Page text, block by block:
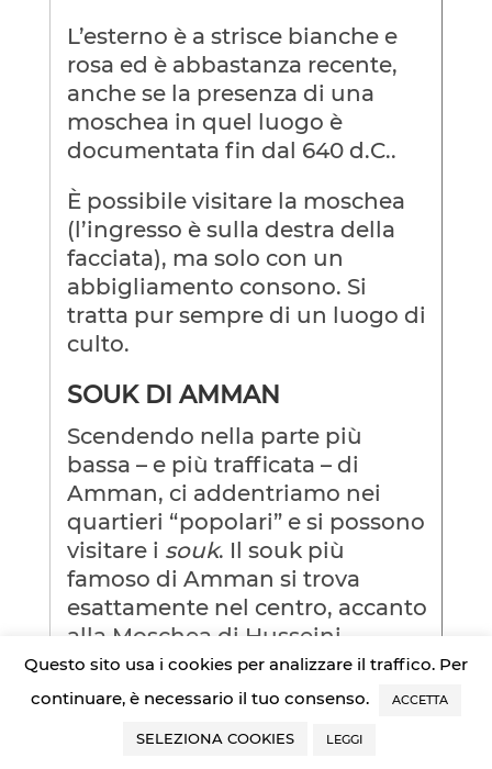
L’esterno è a strisce bianche e
rosa ed è abbastanza recente,
anche se la presenza di una
moschea in quel luogo è
documentata fin dal 640 d.C..
È possibile visitare la moschea
(l’ingresso è sulla destra della
facciata), ma solo con un
abbigliamento consono. Si
tratta pur sempre di un luogo di
culto.
SOUK DI AMMAN
Scendendo nella parte più
bassa – e più trafficata – di
Amman, ci addentriamo nei
quartieri “popolari” e si possono
visitare i souk. Il souk più
famoso di Amman si trova
esattamente nel centro, accanto
alla Moschea di Husseini.
Si chiama
Souk Sukkar, mercato
dello zucchero
tutto, dalla frutta fresca alla
Questo sito usa i cookies per analizzare il traffico. Per
continuare, è necessario il tuo consenso.
ACCETTA
SELEZIONA COOKIES LEGGI